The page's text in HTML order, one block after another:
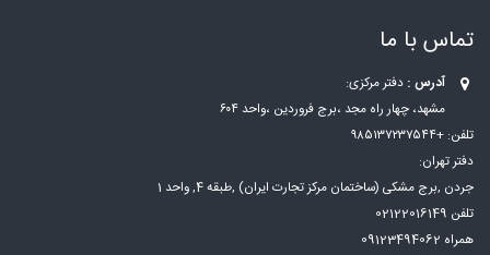
تماس با ما
آدرس : دفتر مرکزی:
مشهد، چهار راه مجد ،برج فروردین ،واحد ۶۰۴
تلفن: +۹۸۵۱۳۷۲۳۷۵۴۴
دفتر تهران:
جردن ,برج مشکی (ساختمان مرکز تجارت ایران) ,طبقه 4, واحد 1
تلفن 02122016149
همراه 09123494062